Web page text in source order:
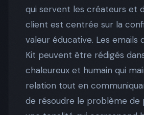
qui servent les créateurs et
client est centrée sur la
valeur éducative. Les emails
Kit peuvent être rédigés
chaleureux et humain qui
relation tout en
de résoudre le problème